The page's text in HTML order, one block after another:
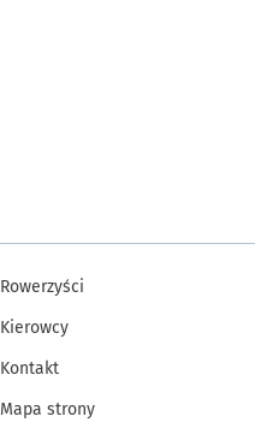
Rowerzyści
Kierowcy
Kontakt
Mapa strony